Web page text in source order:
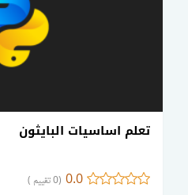
تعلم اساسيات البايثون
0.0 (0 تقييم )